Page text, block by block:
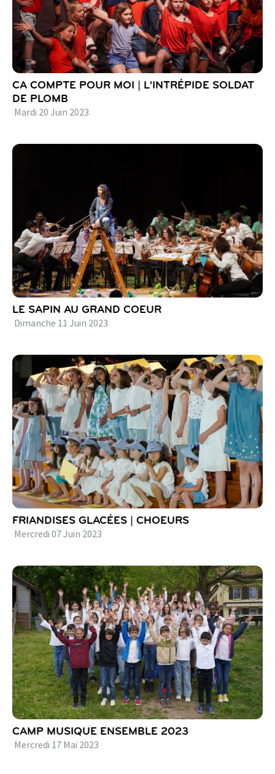
CA COMPTE POUR MOI | L'INTRÉPIDE SOLDAT
DE PLOMB
Mardi 20 Juin 2023
LE SAPIN AU GRAND COEUR
Dimanche 11 Juin 2023
FRIANDISES GLACÉES | CHOEURS
Mercredi 07Juin 2023
CAMP MUSIQUE ENSEMBLE 2023
Mercredi 17 Mai 2023